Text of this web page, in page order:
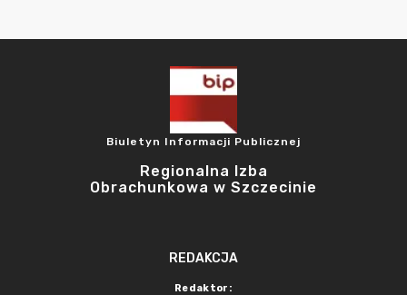
Biuletyn Informacji Publicznej
Regionalna Izba
Obrachunkowa w Szczecinie
REDAKCJA
Redaktor: